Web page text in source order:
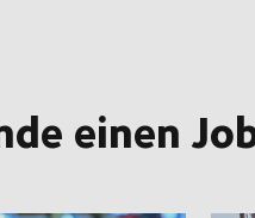
einen